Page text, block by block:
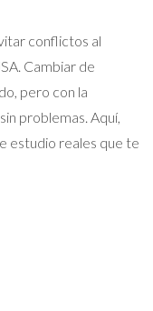
conflictos al
Cambiar de
pero con la
problemas. Aquí,
estudio reales que te